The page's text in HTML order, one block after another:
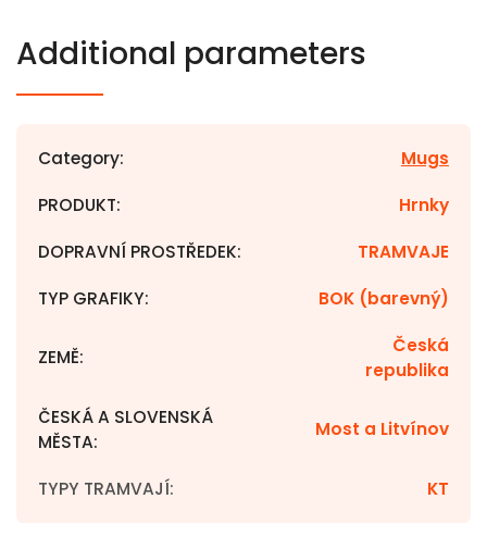
Additional parameters
Category: Mugs
PRODUKT: Hrnky
DOPRAVNÍ PROSTŘEDEK: TRAMVAJE
TYP GRAFIKY: BOK (barevný)
ZEMĚ:
Česká
republika
ČESKÁ A SLOVENSKÁ
MĚSTA:
Most a Litvínov
TYPY TRAMVAJÍ: KT